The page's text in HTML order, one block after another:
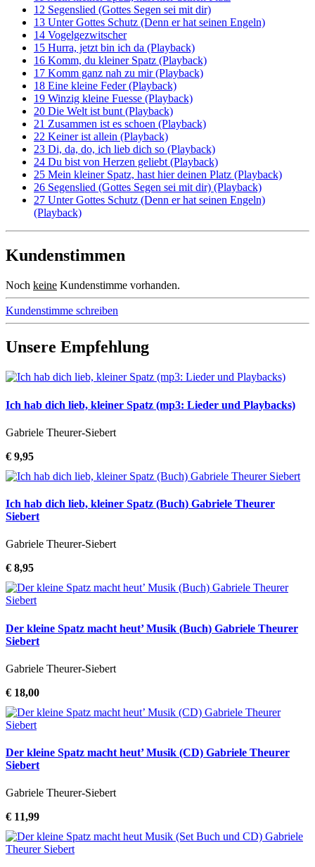
12 Segenslied (Gottes Segen sei mit dir)
13 Unter Gottes Schutz (Denn er hat seinen Engeln)
14 Vogelgezwitscher
15 Hurra, jetzt bin ich da (Playback)
16 Komm, du kleiner Spatz (Playback)
17 Komm ganz nah zu mir (Playback)
18 Eine kleine Feder (Playback)
19 Winzig kleine Fuesse (Playback)
20 Die Welt ist bunt (Playback)
21 Zusammen ist es schoen (Playback)
22 Keiner ist allein (Playback)
23 Di, da, do, ich lieb dich so (Playback)
24 Du bist von Herzen geliebt (Playback)
25 Mein kleiner Spatz, hast hier deinen Platz (Playback)
26 Segenslied (Gottes Segen sei mit dir) (Playback)
27 Unter Gottes Schutz (Denn er hat seinen Engeln)
(Playback)
Kundenstimmen
Noch keine Kundenstimme vorhanden.
Kundenstimme schreiben
Unsere Empfehlung
Ich hab dich lieb, kleiner Spatz (mp3: Lieder und Playbacks)
Gabriele Theurer-Siebert
€ 9,95
Ich hab dich lieb, kleiner Spatz (Buch) Gabriele Theurer
Siebert
Gabriele Theurer-Siebert
€ 8,95
Der kleine Spatz macht heut’ Musik (Buch) Gabriele Theurer
Siebert
Gabriele Theurer-Siebert
€ 18,00
Der kleine Spatz macht heut’ Musik (CD) Gabriele Theurer
Siebert
Gabriele Theurer-Siebert
€ 11,99